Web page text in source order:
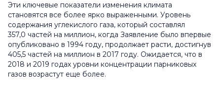
Эти ключевые показатели изменения климата
становятся все более ярко выраженными. Уровень
содержания углекислого газа, который составлял
357,0 частей на миллион, когда Заявление было впервые
опубликовано в 1994 году, продолжает расти, достигнув
405,5 частей на миллион в 2017 году. Ожидается, что в
2018 и 2019 годах уровни концентрации парниковых
газов возрастут еще более.